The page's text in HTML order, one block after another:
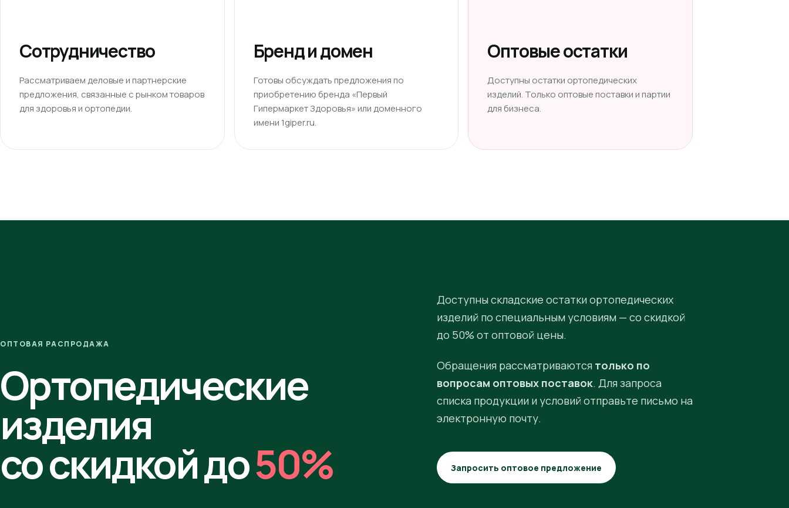
Сотрудничество
Рассматриваем деловые и партнерские
предложения, связанные с рынком товаров
для здоровья и ортопедии.
Бренд и домен
Готовы обсуждать предложения по
приобретению бренда «Первый
Гипермаркет Здоровья» или доменного
имени 1giper.ru.
Оптовые остатки
Доступны остатки ортопедических
изделий. Только оптовые поставки и партии
для бизнеса.
ОПТОВАЯ РАСПРОДАЖА
Ортопедические
изделия
со скидкой до50%
Доступны складские остатки ортопедических
изделий по специальным условиям — со скидкой
до 50% от оптовой цены.
Обращения рассматриваются только по
вопросам оптовых поставок. Для запроса
списка продукции и условий отправьте письмо на
электронную почту.
Запросить оптовое предложение